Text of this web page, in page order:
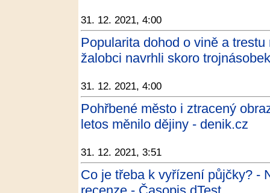
31. 12. 2021, 4:00
Popularita dohod o vině a
žalobci navrhli skoro
31. 12. 2021, 4:00
Pohřbené město i ztracený
letos měnilo dějiny - denik.cz
31. 12. 2021, 3:51
Co je třeba k vyřízení půjčky? -